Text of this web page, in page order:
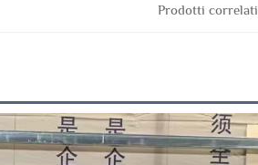
Prodotti correlati